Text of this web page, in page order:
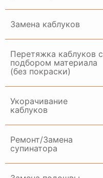
Замена каблуков
Перетяжка каблуков с
подбором материала
(без покраски)
Укорачивание
каблуков
Ремонт/Замена
супинатора